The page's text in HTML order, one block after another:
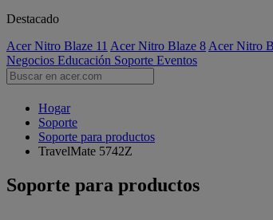
Destacado
Acer Nitro Blaze 11 Acer Nitro Blaze 8 Acer Nitro
Negocios Educación Soporte Eventos
Hogar
Soporte
Soporte para productos
TravelMate 5742Z
Soporte para productos